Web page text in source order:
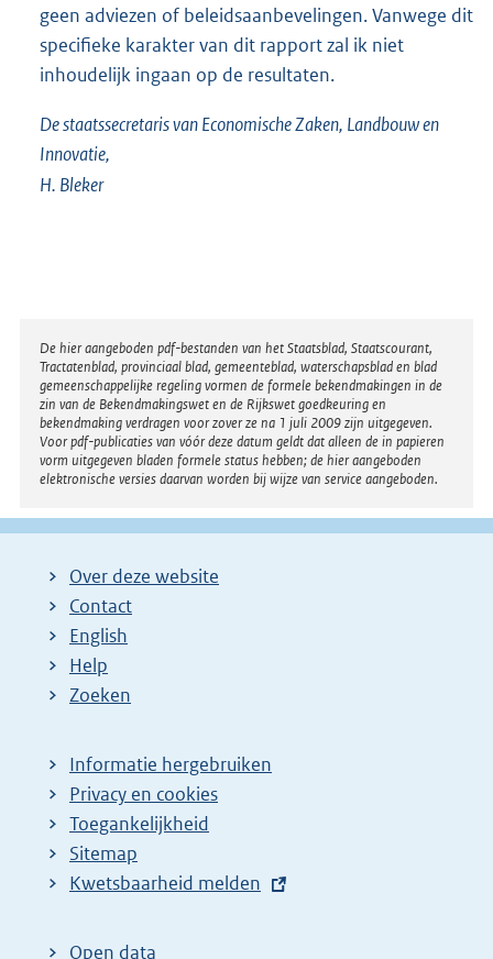
geen adviezen of beleidsaanbevelingen. Vanwege dit
specifieke karakter van dit rapport zal ik niet
inhoudelijk ingaan op de resultaten.
De staatssecretaris van Economische Zaken, Landbouw en
Innovatie,
H. Bleker
Disclaimer
De hier aangeboden pdf-bestanden van het Staatsblad, Staatscourant,
Tractatenblad, provinciaal blad, gemeenteblad, waterschapsblad en blad
gemeenschappelijke regeling vormen de formele bekendmakingen in de
zin van de Bekendmakingswet en de Rijkswet goedkeuring en
bekendmaking verdragen voor zover ze na 1 juli 2009 zijn uitgegeven.
Voor pdf-publicaties van vóór deze datum geldt dat alleen de in papieren
vorm uitgegeven bladen formele status hebben; de hier aangeboden
elektronische versies daarvan worden bij wijze van service aangeboden.
Over deze website
Contact
English
Help
Zoeken
Informatie hergebruiken
Privacy en cookies
Toegankelijkheid
Sitemap
E
t
Kwetsbaarheid melden
Open data